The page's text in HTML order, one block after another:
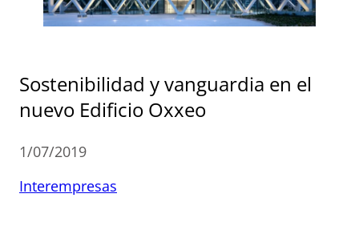
Sostenibilidad y vanguardia en el
nuevo Edificio Oxxeo
1/07/2019
Interempresas